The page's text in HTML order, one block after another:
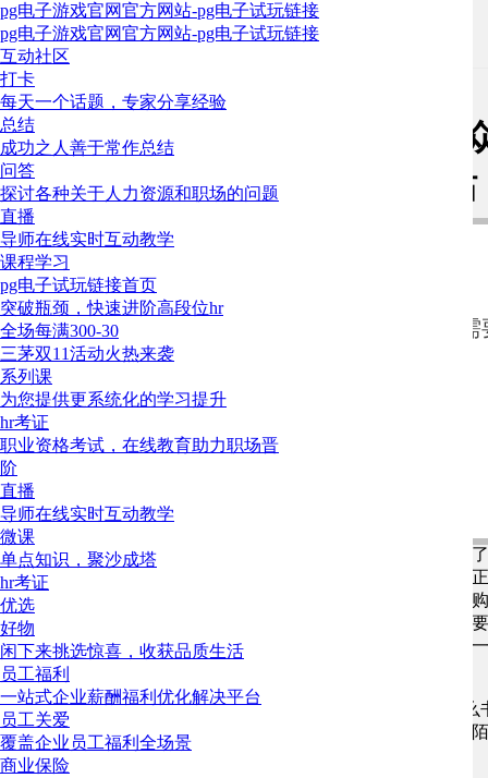
pg电子游戏官网官方网站-pg电子试玩链接
pg电子游戏官网官方网站-pg电子试玩链接
互动社区
打卡
每天一个话题，专家分享经验
总结
成功之人善于常作总结
问答
探讨各种关于人力资源和职场的问题
直播
导师在线实时互动教学
课程学习
pg电子试玩链接首页
突破瓶颈，快速进阶高段位hr
全场每满300-30
三茅双11活动火热来袭
系列课
为您提供更系统化的学习提升
hr考证
职业资格考试，在线教育助力职场晋
阶
直播
导师在线实时互动教学
微课
单点知识，聚沙成塔
hr考证
优选
好物
闲下来挑选惊喜，收获品质生活
员工福利
一站式企业薪酬福利优化解决平台
员工关爱
覆盖企业员工福利全场景
商业保险
三茅问答
10 楼主
人力资源方面实战的专家或公
些？-pg电子游戏官网官方网站
空白鸽2022-09-01 14:52
大家都关注哪些人力方向的专家的公众号，我之前关注过陈春
商学的关注过刘润，但是感觉他现在的公众号非常流水化
财经的关注香帅
大家有哪些干货特别多的公众号偏人力、战略、管理都可以推
登录后才可以发表评论哦~请 或
看过几本书以后还是重新购买这些书的实体书，不但买
注都从新移植到实体书上，因为感觉只有这样，才能真
是很枯燥的，支撑我坚持下来的其实是读书的仪式感和
要考虑买谁的书，买哪个出版社的哪种装订的书，读书
为每一遍都能学到不同的东西。有的时候懈怠了，书读
美，价格昂贵的书摆在那，不看可惜了……
在三茅问答区，很多同学经常提问，想学xxx应该看什
是非常容易的，与其相信网线另一端，一个从未谋面的
找找，哪本书适合自己，这个还真是要看眼缘的。
我们希望了解您擅长的领域，把内容推荐给更多需